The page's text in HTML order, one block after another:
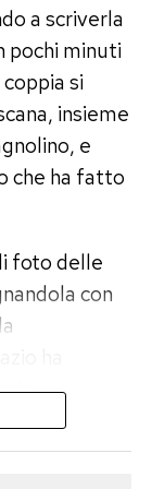
ha
passato
materiale
al
tra Elodie
vicine e la
al
circa
voluto
Ma
come
a scriverla
pochi minuti
coppia si
insieme
e
che ha fatto
foto delle
con